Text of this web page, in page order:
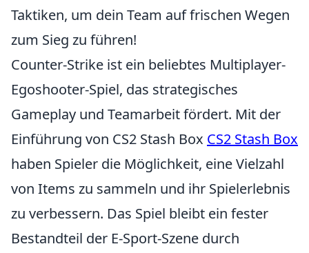
Taktiken, um dein Team auf frischen Wegen
zum Sieg zu führen!
Counter-Strike ist ein beliebtes Multiplayer-
Egoshooter-Spiel, das strategisches
Gameplay und Teamarbeit fördert. Mit der
Einführung von CS2 Stash Box CS2 Stash Box
haben Spieler die Möglichkeit, eine Vielzahl
von Items zu sammeln und ihr Spielerlebnis
zu verbessern. Das Spiel bleibt ein fester
Bestandteil der E-Sport-Szene durch